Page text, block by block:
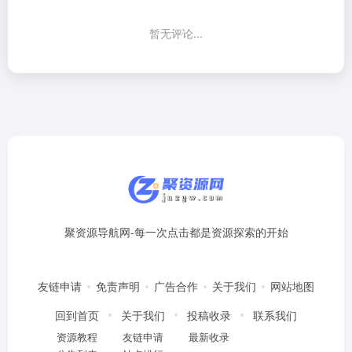
暂无评论...
聚资源导航网-每一次点击都是资源探索的开始
友链申请 免责声明 广告合作 关于我们
网站地图
回到首页
资源教程
关于我们
友链申请
投稿收录
最新收录
联系我们